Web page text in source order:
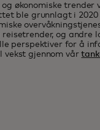
økonomiske trender
ble grunnlagt i
og andre
perspektiver for å
vekst gjennom vår